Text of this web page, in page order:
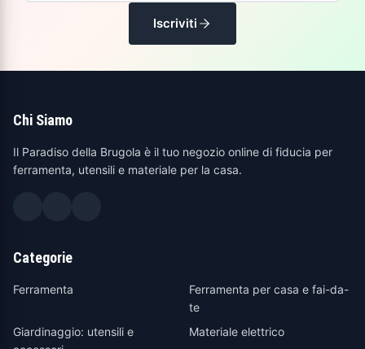
Iscriviti
Chi Siamo
Il Paradiso della Brugola è il tuo negozio online di fiducia per
ferramenta, utensili e materiale per la casa.
Categorie
Ferramenta
Ferramenta per casa e fai-da-
te
Giardinaggio: utensili e
Materiale elettrico